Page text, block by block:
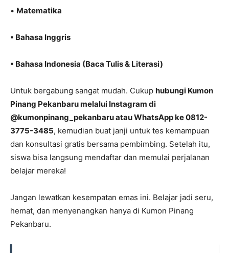
• Matematika
• Bahasa Inggris
• Bahasa Indonesia (Baca Tulis & Literasi)
Untuk bergabung sangat mudah. Cukup hubungi Kumon
Pinang Pekanbaru melalui Instagram di
@kumonpinang_pekanbaruatau WhatsApp ke0812-
3775-3485, kemudian buat janji untuk tes kemampuan
dan konsultasi gratis bersama pembimbing. Setelah itu,
siswa bisa langsung mendaftar dan memulai perjalanan
belajar mereka!
Jangan lewatkan kesempatan emas ini. Belajar jadi seru,
hemat, dan menyenangkan hanya di Kumon Pinang
Pekanbaru.